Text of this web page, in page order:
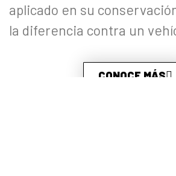
aplicado en su
la diferencia contra un
CONOCE MÁS